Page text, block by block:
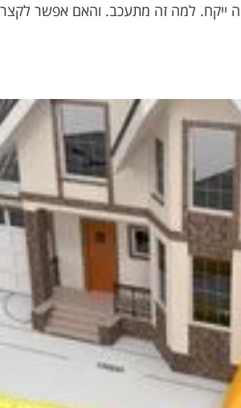
ייקח. למה זה מתעכב. והאם אפשר